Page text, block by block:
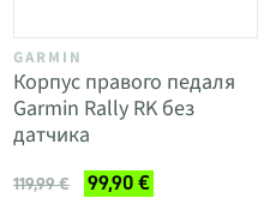
GARMIN
Корпус правого педаля
Garmin Rally RK без
датчика
119,99 € 99,90 €